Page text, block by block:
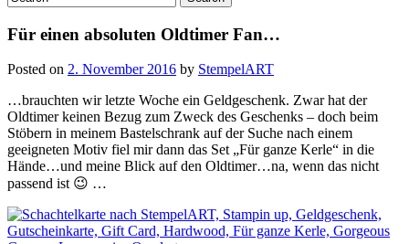
Für einen absoluten Oldtimer Fan…
Posted on 2. November 2016 by StempelART
…brauchten wir letzte Woche ein Geldgeschenk. Zwar hat der
Oldtimer keinen Bezug zum Zweck des Geschenks – doch beim
Stöbern in meinem Bastelschrank auf der Suche nach einem
geeigneten Motiv fiel mir dann das Set „Für ganze Kerle“ in die
Hände…und meine Blick auf den Oldtimer…na, wenn das nicht
passend ist 😉 …